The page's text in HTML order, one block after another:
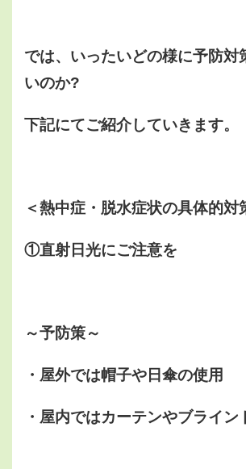
では、いったいどの様に予防対
いのか?
下記にてご紹介していきます。
＜熱中症・脱水症状の具体的対
①直射日光にご注意を
～予防策～
・屋外では帽子や日傘の使用
・屋内ではカーテンやブライン